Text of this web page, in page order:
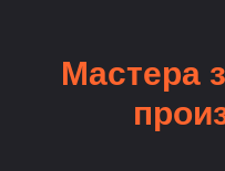
Мастера